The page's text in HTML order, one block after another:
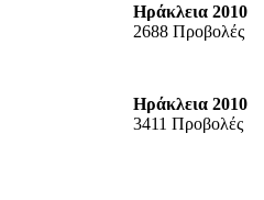
Ηράκλεια 2010
2688 Προβολές
Ηράκλεια 2010
3411 Προβολές